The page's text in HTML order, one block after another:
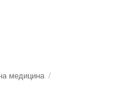
домедичну допомогу: що
медицина